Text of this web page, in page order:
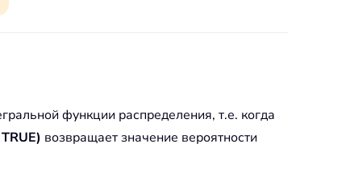
функции распределения, т.е. когда
возвращает значение вероятности